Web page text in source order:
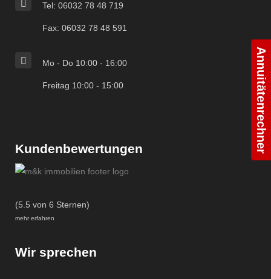
Tel: 06032 78 48 719
Fax: 06032 78 48 591
Mo - Do 10:00 - 16:00
Freitag 10:00 - 15:00
Kundenbewertungen
(5.5 von 6 Sternen)
mehr erfahren
Wir sprechen
Annuitätenrechner